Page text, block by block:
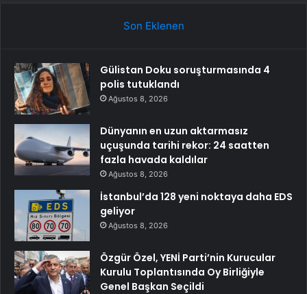
Son Eklenen
Gülistan Doku soruşturmasında 4
polis tutuklandı
Ağustos 8, 2026
Dünyanın en uzun aktarmasız
uçuşunda tarihi rekor: 24 saatten
fazla havada kaldılar
Ağustos 8, 2026
İstanbul’da 128 yeni noktaya daha EDS
geliyor
Ağustos 8, 2026
Özgür Özel, YENİ Parti’nin Kurucular
Kurulu Toplantısında Oy Birliğiyle
Genel Başkan Seçildi